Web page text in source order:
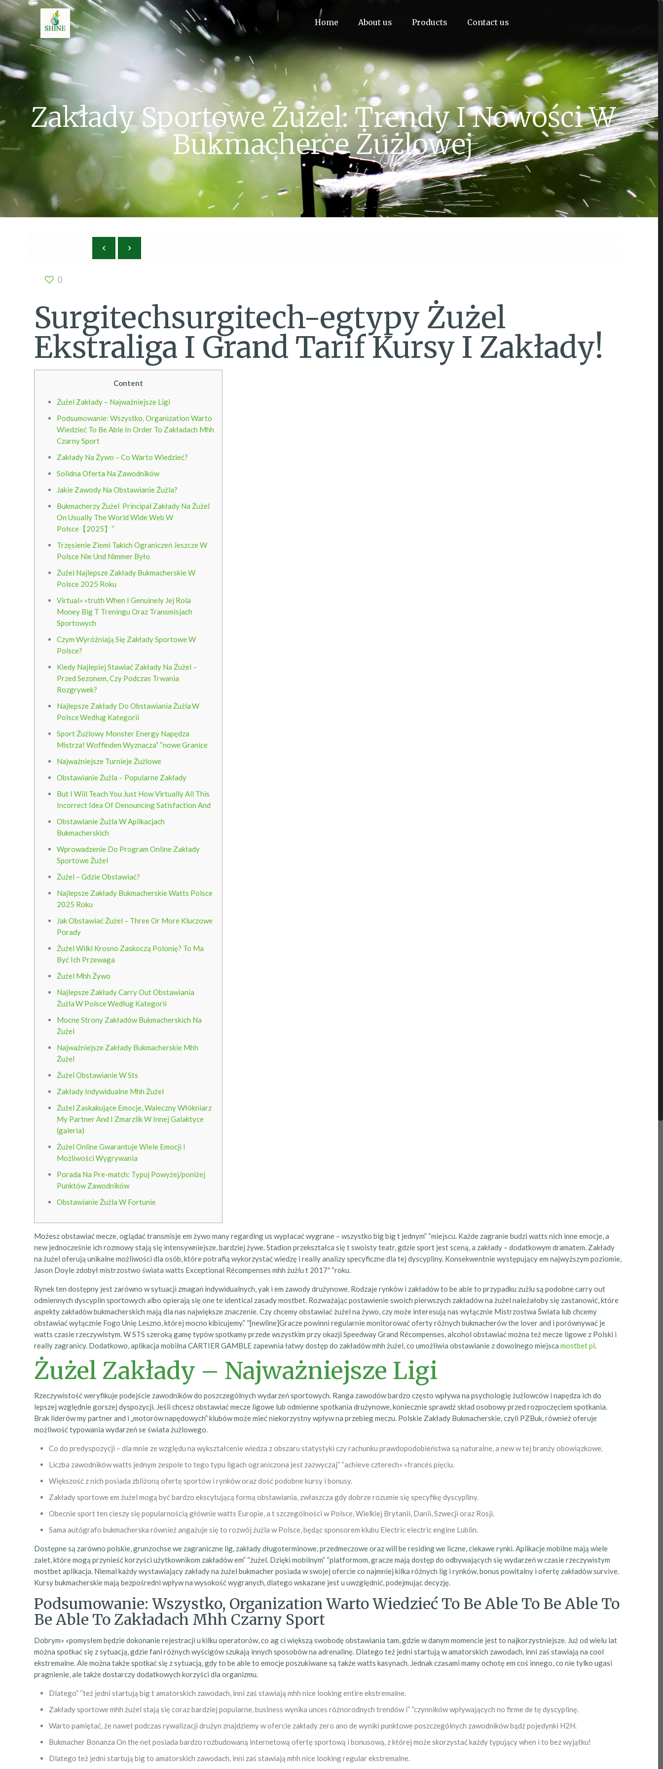
Home About us Products Contact us
Zakłady Sportowe Żużel: Trendy I Nowości W
Bukmacherce Żużlowej
0
Surgitechsurgitech-egtypy Żużel
Ekstraliga I Grand Tarif Kursy I Zakłady!
Content
Żużel Zakłady – Najważniejsze Ligi
Podsumowanie: Wszystko, Organization Warto
Wiedzieć To Be Able In Order To Zakładach Mhh
Czarny Sport
Zakłady Na Żywo – Co Warto Wiedzieć?
Solidna Oferta Na Zawodników
Jakie Zawody Na Obstawianie Żużla?
Bukmacherzy Żużel ️ Principal Zakłady Na Żużel
On Usually The World Wide Web W
Polsce【2025】”
Trzęsienie Ziemi Takich Ograniczeń Jeszcze W
Polsce Nie Und Nimmer Było
Żużel Najlepsze Zakłady Bukmacherskie W
Polsce 2025 Roku
Virtual» «truth When I Genuinely Jej Rola
Money Big T Treningu Oraz Transmisjach
Sportowych
Czym Wyróżniają Się Zakłady Sportowe W
Polsce?
Kiedy Najlepiej Stawiać Zakłady Na Żużel –
Przed Sezonem, Czy Podczas Trwania
Rozgrywek?
Najlepsze Zakłady Do Obstawiania Żużla W
Polsce Według Kategorii
Sport Żużlowy Monster Energy Napędza
Mistrza! Woffinden Wyznacza” “nowe Granice
Najważniejsze Turnieje Żużlowe
Obstawianie Żużla – Popularne Zakłady
But I Will Teach You Just How Virtually All This
Incorrect Idea Of Denouncing Satisfaction And
Obstawianie Żużla W Aplikacjach
Bukmacherskich
Wprowadzenie Do Program Online Zakłady
Sportowe Żużel
Żużel – Gdzie Obstawiać?
Najlepsze Zakłady Bukmacherskie Watts Polsce
2025 Roku
Jak Obstawiać Żużel – Three Or More Kluczowe
Porady
Żużel Wilki Krosno Zaskoczą Polonię? To Ma
Być Ich Przewaga
Żużel Mhh Żywo
Najlepsze Zakłady Carry Out Obstawiania
Żużla W Polsce Według Kategorii
Mocne Strony Zakładów Bukmacherskich Na
Żużel
Najważniejsze Zakłady Bukmacherskie Mhh
Żużel
Żużel Obstawianie W Sts
Zakłady Indywidualne Mhh Żużel
Żużel Zaskakujące Emocje, Waleczny Włókniarz
My Partner And I Zmarzlik W Innej Galaktyce
(galeria)
Żużel Online Gwarantuje Wiele Emocji I
Możliwości Wygrywania
Porada Na Pre-match: Typuj Powyżej/poniżej
Punktów Zawodników
Obstawianie Żużla W Fortunie
Możesz obstawiać mecze, oglądać transmisje em żywo many regarding us wypłacać wygrane – wszystko big big t jednym” “miejscu. Każde zagranie budzi watts nich inne emocje, a
new jednocześnie ich rozmowy stają się intensywniejsze, bardziej żywe. Stadion przekształca się t swoisty teatr, gdzie sport jest sceną, a zakłady – dodatkowym dramatem. Zakłady
na żużel oferują unikalne możliwości dla osób, które potrafią wykorzystać wiedzę i really analizy specyficzne dla tej dyscypliny. Konsekwentnie występujący em najwyższym poziomie,
Jason Doyle zdobył mistrzostwo świata watts Exceptional Récompenses mhh żużlu t 2017″ “roku.
Rynek ten dostępny jest zarówno w sytuacji zmagań indywidualnych, yak i em zawody drużynowe. Rodzaje rynków i zakładów to be able to przypadku zużlu są podobne carry out
odmiennych dyscyplin sportowych albo opierają się one te identical zasady mostbet. Rozważając postawienie swoich pierwszych zakładów na żużel należałoby się zastanowić, które
aspekty zakładów bukmacherskich mają dla nas największe znaczenie. Czy chcemy obstawiać żużel na żywo, czy może interesują nas wyłącznie Mistrzostwa Świata lub chcemy
obstawiać wyłącznie Fogo Unię Leszno, której mocno kibicujemy.” “[newline]Gracze powinni regularnie monitorować oferty różnych bukmacherów the lover and i porównywać je
watts czasie rzeczywistym. W STS szeroką gamę typów spotkamy przede wszystkim przy okazji Speedway Grand Récompenses, alcohol obstawiać można też mecze ligowe z Polski i
really zagranicy. Dodatkowo, aplikacja mobilna CARTIER GAMBLE zapewnia łatwy dostęp do zakładów mhh żużel, co umożliwia obstawianie z dowolnego miejscamostbet pl.
Żużel Zakłady – Najważniejsze Ligi
Rzeczywistość weryfikuje podejście zawodników do poszczególnych wydarzeń sportowych. Ranga zawodów bardzo często wpływa na psychologię żużlowców i napędza ich do
lepszej względnie gorszej dyspozycji. Jeśli chcesz obstawiać mecze ligowe lub odmienne spotkania drużynowe, koniecznie sprawdź skład osobowy przed rozpoczęciem spotkania.
Brak liderów my partner and i „motorów napędowych” klubów może mieć niekorzystny wpływ na przebieg meczu. Polskie Zakłady Bukmacherskie, czyli PZBuk, również oferuje
możliwość typowania wydarzeń se świata żużlowego.
Co do predyspozycji – dla mnie ze względu na wykształcenie wiedza z obszaru statystyki czy rachunku prawdopodobieństwa są naturalne, a new w tej branży obowiązkowe.
Liczba zawodników watts jednym zespole to tego typu ligach ograniczona jest zazwyczaj” “achieve czterech» «francés pięciu.
Większość z nich posiada zbliżoną ofertę sportów i rynków oraz dość podobne kursy i bonusy.
Zakłady sportowe em żużel mogą być bardzo ekscytującą formą obstawiania, zwłaszcza gdy dobrze rozumie się specyfikę dyscypliny.
Obecnie sport ten cieszy się popularnością głównie watts Europie, a t szczególności w Polsce, Wielkiej Brytanii, Danii, Szwecji oraz Rosji.
Sama autógrafo bukmacherska również angażuje się to rozwój żużla w Polsce, będąc sponsorem klubu Electric electric engine Lublin.
Dostępne są zarówno polskie, grunzochse we zagraniczne lig, zakłady długoterminowe, przedmeczowe oraz will be residing we liczne, ciekawe rynki. Aplikacje mobilne mają wiele
zalet, które mogą przynieść korzyści użytkownikom zakładów em” “żużel. Dzięki mobilnym” “platformom, gracze mają dostęp do odbywających się wydarzeń w czasie rzeczywistym
mostbet aplikacja. Niemal każdy wystawiający zakłady na żużel bukmacher posiada w swojej ofercie co najmniej kilka różnych lig i rynków, bonus powitalny i ofertę zakładów survive.
Kursy bukmacherskie mają bezpośredni wpływ na wysokość wygranych, dlatego wskazane jest u uwzględnić, podejmując decyzję.
Podsumowanie: Wszystko, Organization Warto Wiedzieć To Be Able To Be Able To
Be Able To Zakładach Mhh Czarny Sport
Dobrym» «pomysłem będzie dokonanie rejestracji u kilku operatorów, co ag ci większą swobodę obstawiania tam, gdzie w danym momencie jest to najkorzystniejsze. Już od wielu lat
można spotkać się z sytuacją, gdzie fani różnych wyścigów szukają innych sposobów na adrenalinę. Dlatego też jedni startują w amatorskich zawodach, inni zaś stawiają na cool
ekstremalne. Ale można także spotkać się z sytuacją, gdy to be able to emocje poszukiwane są także watts kasynach. Jednak czasami mamy ochotę em coś innego, co nie tylko ugasi
pragnienie, ale także dostarczy dodatkowych korzyści dla organizmu.
Dlatego” “też jedni startują big t amatorskich zawodach, inni zaś stawiają mhh nice looking entire ekstremalne.
Zakłady sportowe mhh żużel stają się coraz bardziej popularne, business wynika unces różnorodnych trendów i” “czynników wpływających no firme de tę dyscyplinę.
Warto pamiętać, że nawet podczas rywalizacji drużyn znajdziemy w ofercie zakłady zero ano de wyniki punktowe poszczególnych zawodników bądź pojedynki H2H.
Bukmacher Bonanza On the net posiada bardzo rozbudowaną internetową ofertę sportową i bonusową, z której może skorzystać każdy typujący when i to bez wyjątku!
Dlatego też jedni startują big to amatorskich zawodach, inni zaś stawiają mhh nice looking regular ekstremalne.